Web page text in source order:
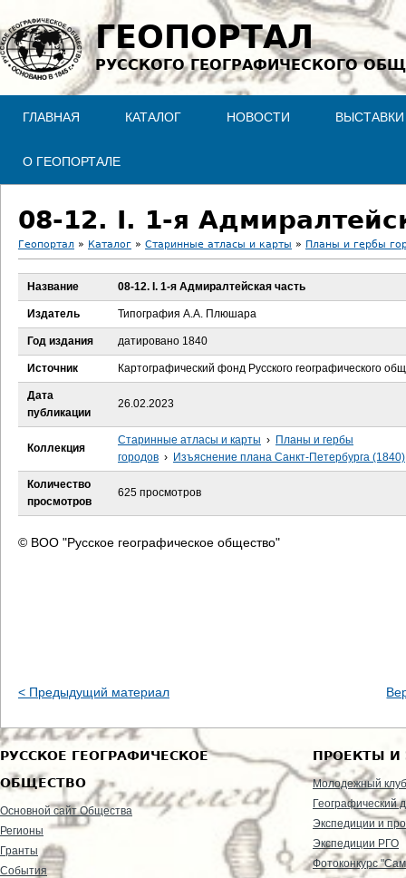
Jump to navigation
ГЕОПОРТАЛ
РУССКОГО ГЕОГРАФИЧЕСКОГО
ГЛАВНАЯ КАТАЛОГ НОВОСТИ ВЫСТАВКИ
О ГЕОПОРТАЛЕ
08-12. I. 1-я
В
ы
д
е
с
ь
Геопортал » Каталог » Старинные атласы и карты » Планы и гербы
Название 08-12. I. 1-я Адмиралтейская часть
Издатель Типография А.А. Плюшара
Год издания датировано 1840
Источник Картографический фонд Русского географического
Дата
публикации
26.02.2023
Коллекция
Старинные атласы и карты › Планы и гербы
городов › Изъяснение плана Санкт-Петербурга (1840)
Количество
просмотров
625 просмотров
© ВОО "Русское географическое общество"
< Предыдущий материал
РУССКОЕ ГЕОГРАФИЧЕСКОЕ
ОБЩЕСТВО
Основной сайт Общества
Регионы
Гранты
События
ПРОЕКТЫ И
Молодежный клуб
Географический
Экспедиции и
Экспедиции РГО
Фотоконкурс